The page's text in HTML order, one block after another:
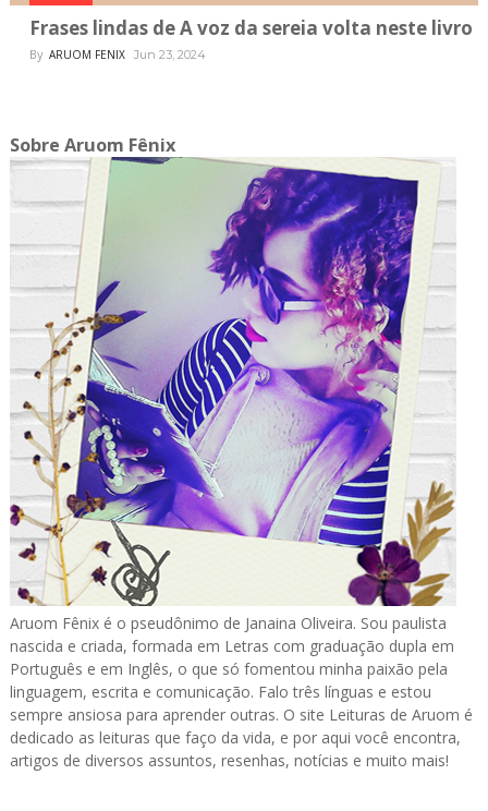
Frases lindas de A voz da sereia volta neste livro
By ARUOM FENIX Jun 23, 2024
Sobre Aruom Fênix
Aruom Fênix é o pseudônimo de Janaina Oliveira. Sou paulista
nascida e criada, formada em Letras com graduação dupla em
Português e em Inglês, o que só fomentou minha paixão pela
linguagem, escrita e comunicação. Falo três línguas e estou
sempre ansiosa para aprender outras. O site Leituras de Aruom é
dedicado as leituras que faço da vida, e por aqui você encontra,
artigos de diversos assuntos, resenhas, notícias e muito mais!